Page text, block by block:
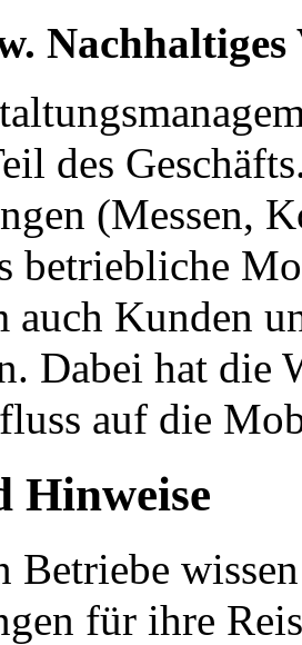
des
(Messen,
betriebliche
auch Kunden
Dabei hat die
auf die
Hinweise
Betriebe
für ihre